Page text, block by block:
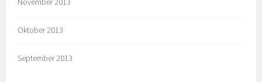
Oktober 2013
September 2013